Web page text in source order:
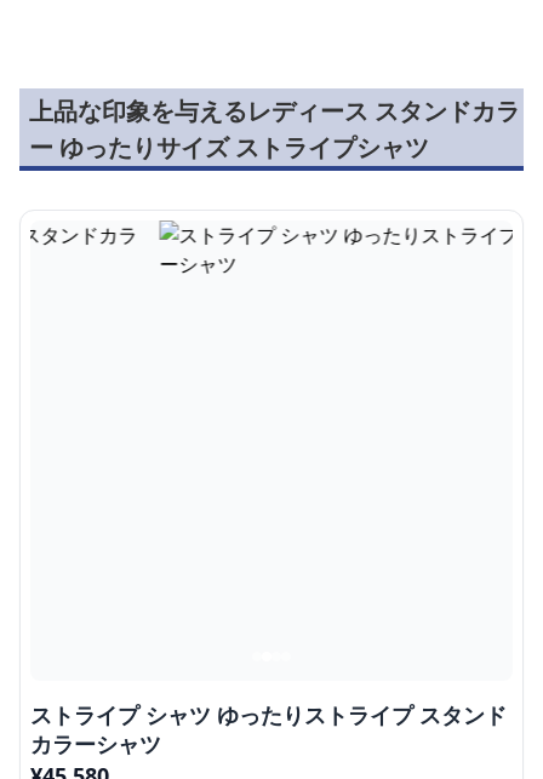
上品な印象を与えるレディース スタンドカラ
ー ゆったりサイズ ストライプシャツ
ストライプ シャツ ゆったりストライプ スタンド
カラーシャツ